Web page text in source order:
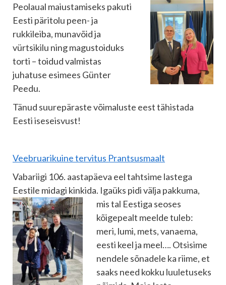
Peolaual maiustamiseks pakuti
Eesti päritolu peen- ja
rukkileiba, munavõid ja
vürtsikilu ning magustoiduks
torti – toidud valmistas
juhatuse esimees Günter
Peedu.
Tänud suurepäraste võimaluste eest tähistada
Eesti iseseisvust!
Veebruarikuine tervitus Prantsusmaalt
Vabariigi 106. aastapäeva eel tahtsime lastega
Eestile midagi kinkida. Igaüks pidi välja pakkuma,
mis tal Eestiga seoses
kõigepealt meelde tuleb:
meri, lumi, mets, vanaema,
eesti keel ja meel…. Otsisime
nendele sõnadele ka riime, et
saaks need kokku luuletuseks